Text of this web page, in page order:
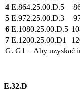
4 E.864.25.00.D.5
5 E.972.25.00.D.3
6 E.1080.25.00.D.5
7 E.1200.25.00.D1
G. G1 = Aby uzyskać
E.32.D